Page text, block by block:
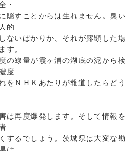
・
隠すことからは生れません。臭い
的
ないばかりか、それが露顕した場
す。
の線量が霞ヶ浦の湖底の泥から検
度
をＮＨＫあたりが報道したらどう
は再度爆発します。そして情報を
するでしょう。茨城県は大変な勘
は